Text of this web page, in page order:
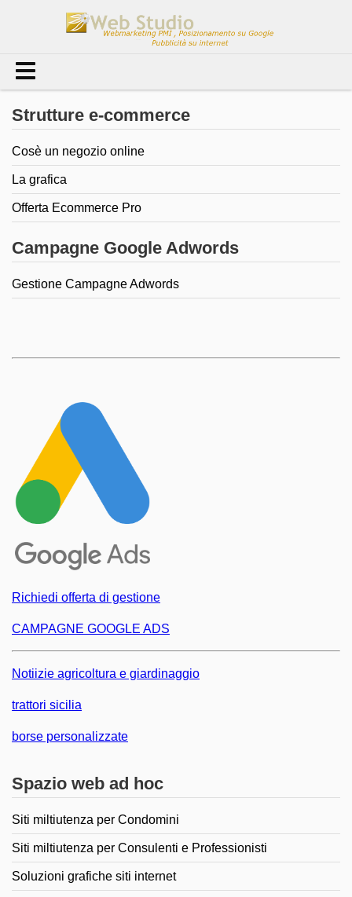
Strutture e-commerce
Cosè un negozio online
La grafica
Offerta Ecommerce Pro
Campagne Google Adwords
Gestione Campagne Adwords
Richiedi offerta di gestione
CAMPAGNE GOOGLE ADS
Notiizie agricoltura e giardinaggio
trattori sicilia
borse personalizzate
Spazio web ad hoc
Siti miltiutenza per Condomini
Siti miltiutenza per Consulenti e Professionisti
Soluzioni grafiche siti internet